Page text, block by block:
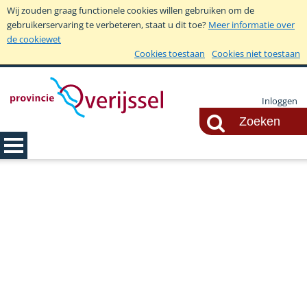
Wij zouden graag functionele cookies willen gebruiken om de
gebruikerservaring te verbeteren, staat u dit toe? Meer informatie over
de cookiewet
Cookies toestaan
Cookies niet toestaan
Inloggen